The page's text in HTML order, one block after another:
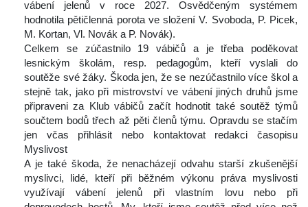
vábení jelenů v roce 2027. Osvědčeným systémem
hodnotila pětičlenná porota ve složení V. Svoboda, P. Picek,
M. Kortan, Vl. Novák a P. Novák).
Celkem se zúčastnilo 19 vábičů a je třeba poděkovat
lesnickým školám, resp. pedagogům, kteří vyslali do
outěže své žáky. Škoda jen, že se nezúčastnilo více škol a
tejně tak, jako při mistrovství ve vábení jiných druhů jsme
připraveni za Klub vábičů začít hodnotit také soutěž týmů
oučtem bodů třech až pěti členů týmu. Opravdu se stačím
jen včas přihlásit nebo kontaktovat redakci časopisu
Myslivost
A je také škoda, že nenacházejí odvahu starší zkušenější
myslivci, lidé, kteří při běžném výkonu práva myslivosti
využívají vábení jelenů při vlastním lovu nebo při